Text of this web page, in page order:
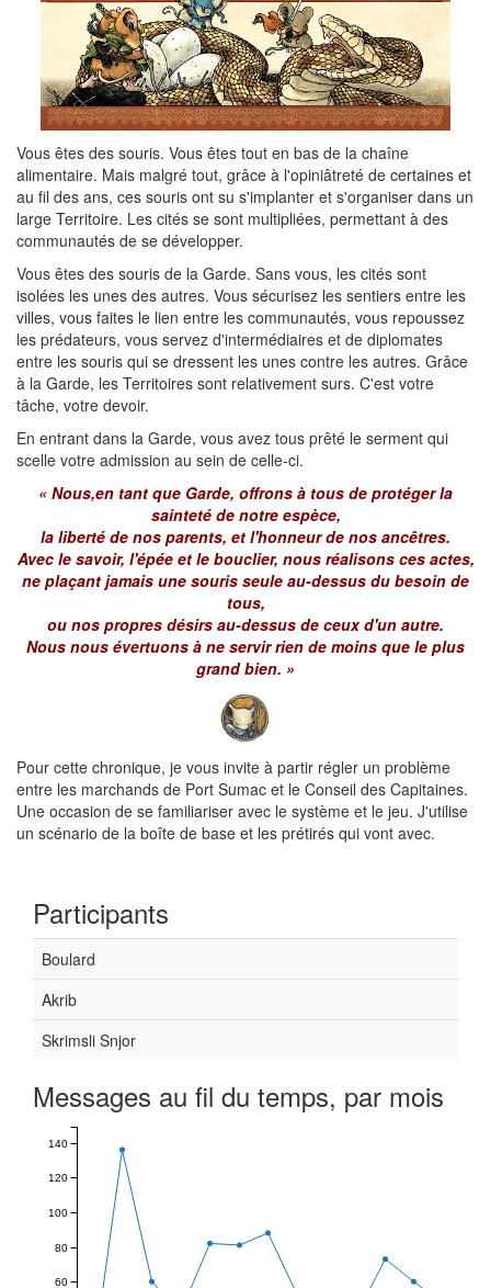
Vous êtes des souris. Vous êtes tout en bas de la chaîne
alimentaire. Mais malgré tout, grâce à l'opiniâtreté de certaines et
au fil des ans, ces souris ont su s'implanter et s'organiser dans un
large Territoire. Les cités se sont multipliées, permettant à des
communautés de se développer.
Vous êtes des souris de la Garde. Sans vous, les cités sont
isolées les unes des autres. Vous sécurisez les sentiers entre les
villes, vous faites le lien entre les communautés, vous repoussez
les prédateurs, vous servez d'intermédiaires et de diplomates
entre les souris qui se dressent les unes contre les autres. Grâce
à la Garde, les Territoires sont relativement surs. C'est votre
tâche, votre devoir.
En entrant dans la Garde, vous avez tous prêté le serment qui
scelle votre admission au sein de celle-ci.
« Nous,en tant que Garde, offrons à tous de protéger la
sainteté de notre espèce,
la liberté de nos parents, et l'honneur de nos ancêtres.
Avec le savoir, l'épée et le bouclier, nous réalisons ces actes,
ne plaçant jamais une souris seule au-dessus du besoin de
tous,
ou nos propres désirs au-dessus de ceux d'un autre.
Nous nous évertuons à ne servir rien de moins que le plus
grand bien. »
Pour cette chronique, je vous invite à partir régler un problème
entre les marchands de Port Sumac et le Conseil des Capitaines.
Une occasion de se familiariser avec le système et le jeu. J'utilise
un scénario de la boîte de base et les prétirés qui vont avec.
Participants
Boulard
Akrib
Skrimsli Snjor
Messages au fil du temps, par mois
60
80
100
120
140